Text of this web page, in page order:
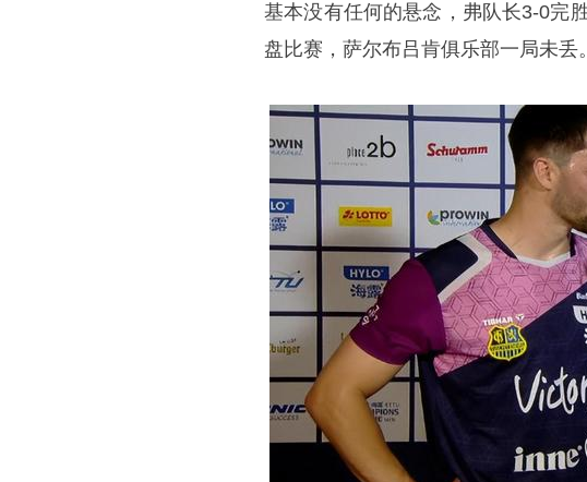
基本没有任何的悬念，弗队长3-0完
盘比赛，萨尔布吕肯俱乐部一局未丢。